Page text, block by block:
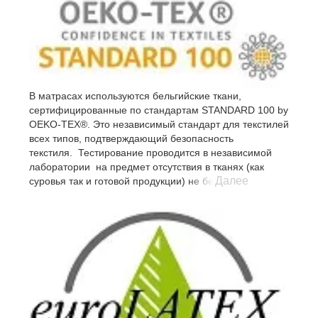
В матрасах используются бельгийские ткани,
сертифицированные по стандартам STANDARD 100 by
OEKO-TEX®. Это независимый стандарт для текстилей
всех типов, подтверждающий безопасность
текстиля. Тестирование проводится в независимой
лаборатории на предмет отсутствия в тканях (как
суровья так и готовой продукции) не безопасных
Далее